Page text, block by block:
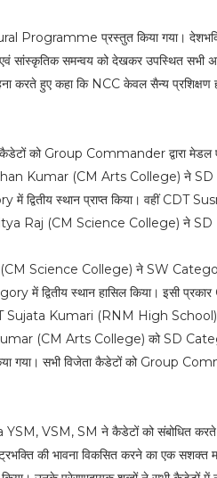
Programme प्रस्तुत किया गया।
सांस्कृतिक समन्वय को देखकर उपस्थित सभी
हुए कहा कि NCC केवल सैन्य प्रशिक्षण ही
को Group Commander द्वारा मेडल
Kumar (CM Arts College) ने
द्वितीय स्थान प्राप्त किया। वहीं
Raj (CM Science College) ने SD Drill
Science College) ने SW
में द्वितीय स्थान हासिल किया। इसी
Sujata Kumari (RNM High School) ने
(CM Arts College) को SD
सभी विजेता कैडेटों को Group
VSM, SM ने कैडेटों को संबोधित करते
की भावना विकसित करने का एक